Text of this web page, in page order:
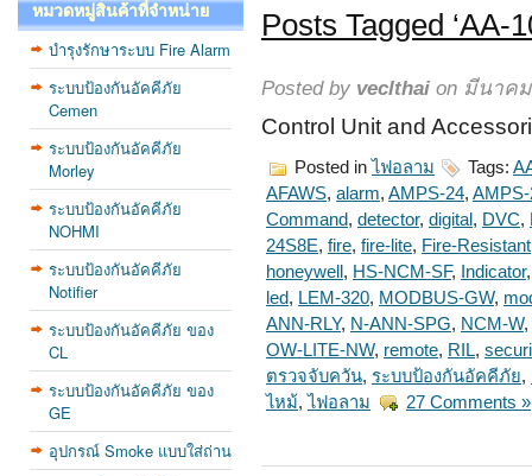
หมวดหมู่สินค้าที่จำหน่าย
บำรุงรักษาระบบ Fire Alarm
ระบบป้องกันอัคคีภัย
Cemen
ระบบป้องกันอัคคีภัย
Morley
ระบบป้องกันอัคคีภัย
NOHMI
ระบบป้องกันอัคคีภัย
Notifier
ระบบป้องกันอัคคีภัย ของ
CL
ระบบป้องกันอัคคีภัย ของ
GE
อุปกรณ์ Smoke แบบใส่ถ่าน
Posts Tagged ‘AA-
Posted by veclthai on มีนาคม
Control Unit and
Posted in ไฟอลาม Tags:
AFAWS, alarm, AMPS-24,
Command, detector, digital , DVC,
24S8E, fire, fire-lite, Fire-Resistant
honeywell , HS-NCM-SF, Indicator
led, LEM-320, MODBUS-GW,
ANN-RLY, N-ANN-SPG, NCM-W,
OW-LITE-NW, remote, RIL,
ตรวจจับควัน, ระบบป้องกันอัคคีภัย,
ไหม้, ไฟอลาม 27 Comments »